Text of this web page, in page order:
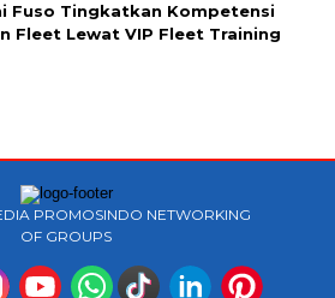
Fuso Tingkatkan Kompetensi
Fleet Lewat VIP Fleet Training
PROMOSINDO NETWORKING
OF GROUPS